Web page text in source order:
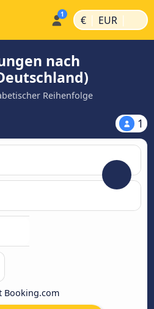
€ | EUR |
nach
Reihenfolge
1
Booking.com